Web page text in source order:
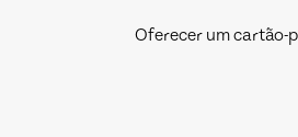
Oferecer um cartão-